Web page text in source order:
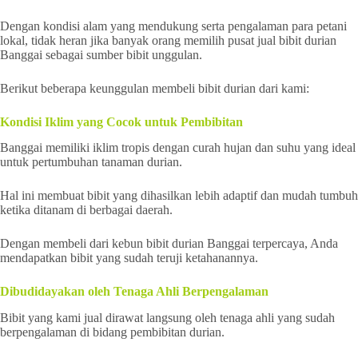
Dengan kondisi alam yang mendukung serta pengalaman para petani
lokal, tidak heran jika banyak orang memilih pusat jual bibit durian
Banggai sebagai sumber bibit unggulan.
Berikut beberapa keunggulan membeli bibit durian dari kami:
Kondisi Iklim yang Cocok untuk Pembibitan
Banggai memiliki iklim tropis dengan curah hujan dan suhu yang ideal
untuk pertumbuhan tanaman durian.
Hal ini membuat bibit yang dihasilkan lebih adaptif dan mudah tumbuh
ketika ditanam di berbagai daerah.
Dengan membeli dari kebun bibit durian Banggai terpercaya, Anda
mendapatkan bibit yang sudah teruji ketahanannya.
Dibudidayakan oleh Tenaga Ahli Berpengalaman
Bibit yang kami jual dirawat langsung oleh tenaga ahli yang sudah
berpengalaman di bidang pembibitan durian.